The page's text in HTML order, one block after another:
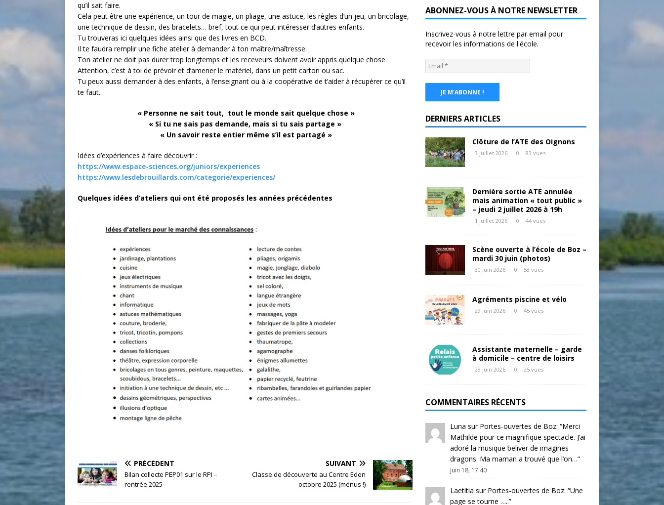
qu’il sait faire.
Cela peut être une expérience, un tour de magie, un pliage, une astuce, les règles d’un jeu, un bricolage,
une technique de dessin, des bracelets… bref, tout ce qui peut intéresser d’autres enfants.
Tu trouveras ici quelques idées ainsi que des livres en BCD.
Il te faudra remplir une fiche atelier à demander à ton maître/maîtresse.
Ton atelier ne doit pas durer trop longtemps et les receveurs doivent avoir appris quelque chose.
Attention, c’est à toi de prévoir et d’amener le matériel, dans un petit carton ou sac.
Tu peux aussi demander à des enfants, à l’enseignant ou à la coopérative de t’aider à récupérer ce qu’il
te faut.
« Personne ne sait tout, tout le monde sait quelque chose »
« Si tu ne sais pas demande, mais si tu sais partage »
« Un savoir reste entier même s’il est partagé »
Idées d’expériences à faire découvrir :
https://www.espace-sciences.org/juniors/experiences
https://www.lesdebrouillards.com/categorie/experiences/
Quelques idées d’ateliers qui ont été proposés les années précédentes
PRÉCÉDENT
Bilan collecte PEP01 sur le RPI –
rentrée 2025
SUIVANT
Classe de découverte au Centre Eden
– octobre 2025 (menus !)
ABONNEZ-VOUS À NOTRE NEWSLETTER
Inscrivez-vous à notre lettre par email pour
recevoir les informations de l'école.
DERNIERS ARTICLES
Clôture de l’ATE des Oignons
3 juillet 2026 0 83 vues
Dernière sortie ATE annulée
mais animation « tout public »
– jeudi 2 juillet 2026 à 19h
1 juillet 2026 0 44 vues
Scène ouverte à l’école de Boz –
mardi 30 juin (photos)
30 juin 2026 0 58 vues
Agréments piscine et vélo
29 juin 2026 0 45 vues
Assistante maternelle – garde
à domicile – centre de loisirs
29 juin 2026 0 25 vues
COMMENTAIRES RÉCENTS
Luna sur Portes-ouvertes de Boz: “Merci
Mathilde pour ce magnifique spectacle. J’ai
adoré la musique beliver de imagines
dragons. Ma maman a trouvé que l’on…”
Juin 18, 17:40
Laetitia sur Portes-ouvertes de Boz: “Une
page se tourne …..”